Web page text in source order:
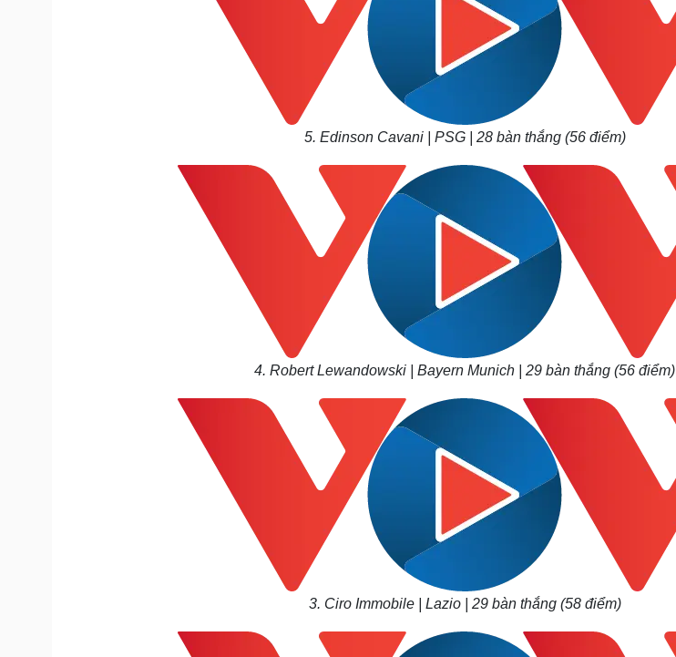
5. Edinson Cavani | PSG | 28 bàn thắng (56 điểm)
4. Robert Lewandowski | Bayern Munich | 29 bàn thắng (56 điểm)
3. Ciro Immobile | Lazio | 29 bàn thắng (58 điểm)